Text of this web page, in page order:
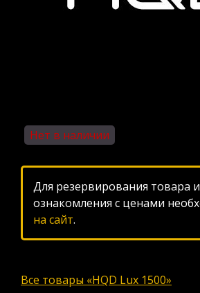
Нет в наличии
Для резервирования товара и
ознакомления с ценами
на сайт.
Все товары «HQD Lux 1500»